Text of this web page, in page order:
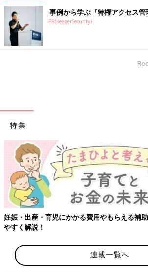
事例から学ぶ『特権アクセス管
PR(KeeperSecurity)
特集
【ワクチン接種できるものも】妊婦の感染症
連載一覧へ